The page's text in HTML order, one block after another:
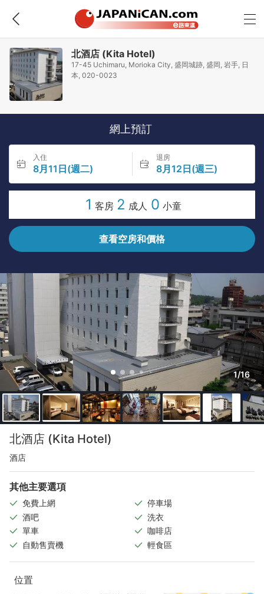
北酒店 (Kita Hotel)
17-45 Uchimaru, Morioka City, 盛岡城跡, 盛岡, 岩手, 日
本, 020-0023
網上預訂
入住
8月11日(週二)
退房
8月12日(週三)
1 客房 2 成人 0 小童
查看空房和價格
1/16
北酒店 (Kita Hotel)
酒店
其他主要選項
免費上網
停車場
酒吧
洗衣
單車
咖啡店
自動售賣機
輕食區
位置